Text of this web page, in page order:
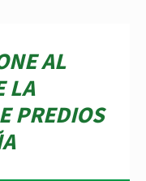
AL
LA
PREDIOS